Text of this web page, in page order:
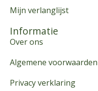
Mijn verlanglijst
Informatie
Over ons
Algemene voorwaarden
Privacy verklaring